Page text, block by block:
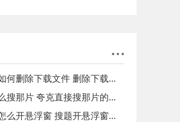
百度网盘如何删除下载文件 删除下载文件方法
用夸克怎么搜那片 夸克直接搜那片的方法
夸克搜题怎么开悬浮窗 搜题开悬浮窗方法介绍